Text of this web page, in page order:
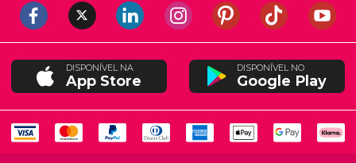
DISPONÍVEL NA
App Store
DISPONÍVEL NO
Google Play